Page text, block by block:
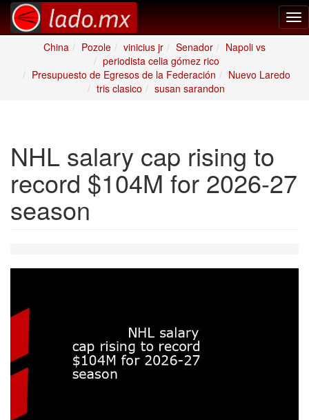
China
Pozole vinicius jr Senador
Napoli vs
periodista celia gómez rico
Presupuesto de Egresos de la Federación
Nuevo Laredo
tris clasico
susan sarandon
NHL salary cap rising to
record $104M for 2026-27
season